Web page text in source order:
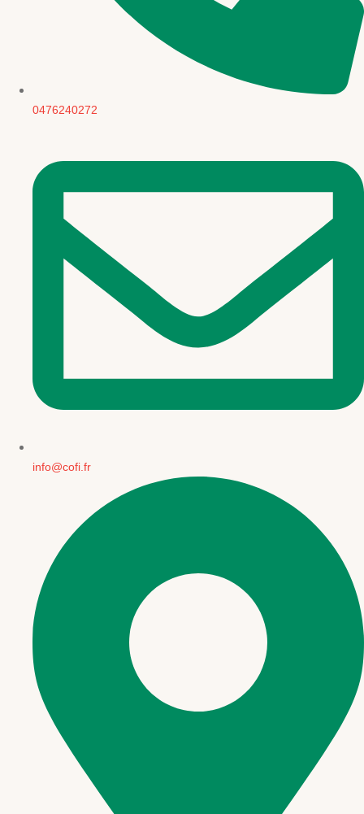
0476240272
info@cofi.fr